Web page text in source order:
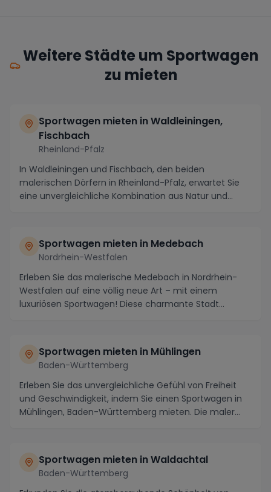
Weitere Städte um Sportwagen
zu mieten
Sportwagen mieten in Waldleiningen,
Fischbach
Rheinland-Pfalz
In Waldleiningen und Fischbach, den beiden
malerischen Dörfern in Rheinland-Pfalz, erwartet Sie
eine unvergleichliche Kombination aus Natur und
Sportwagen mieten in Medebach
Nordrhein-Westfalen
Erleben Sie das malerische Medebach in Nordrhein-
Westfalen auf eine völlig neue Art – mit einem
luxuriösen Sportwagen! Diese charmante Stadt
Sportwagen mieten in Mühlingen
Baden-Württemberg
Erleben Sie das unvergleichliche Gefühl von Freiheit
und Geschwindigkeit, indem Sie einen Sportwagen in
Mühlingen, Baden-Württemberg mieten. Die maler...
Sportwagen mieten in Waldachtal
Baden-Württemberg